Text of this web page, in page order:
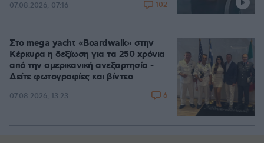
07.08.2026, 07:16 102
Στο mega yacht «Boardwalk» στην
Κέρκυρα η δεξίωση για τα 250 χρόνια
από την αμερικανική ανεξαρτησία -
Δείτε φωτογραφίες και βίντεο
07.08.2026, 13:23 6